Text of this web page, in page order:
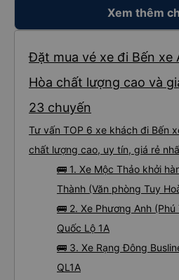
Xem thêm
Đặt mua vé xe đi Bến xe
Hòa chất lượng cao và
23 chuyến
Tư vấn TOP 6 xe khách đi Bến
chất lượng cao, uy tín, giá rẻ
🚌 1. Xe Mộc Thảo khởi
Thành (Văn phòng Tuy
🚌 2. Xe Phương Anh
Quốc Lộ 1A
🚌 3. Xe Rạng Đông
QL1A